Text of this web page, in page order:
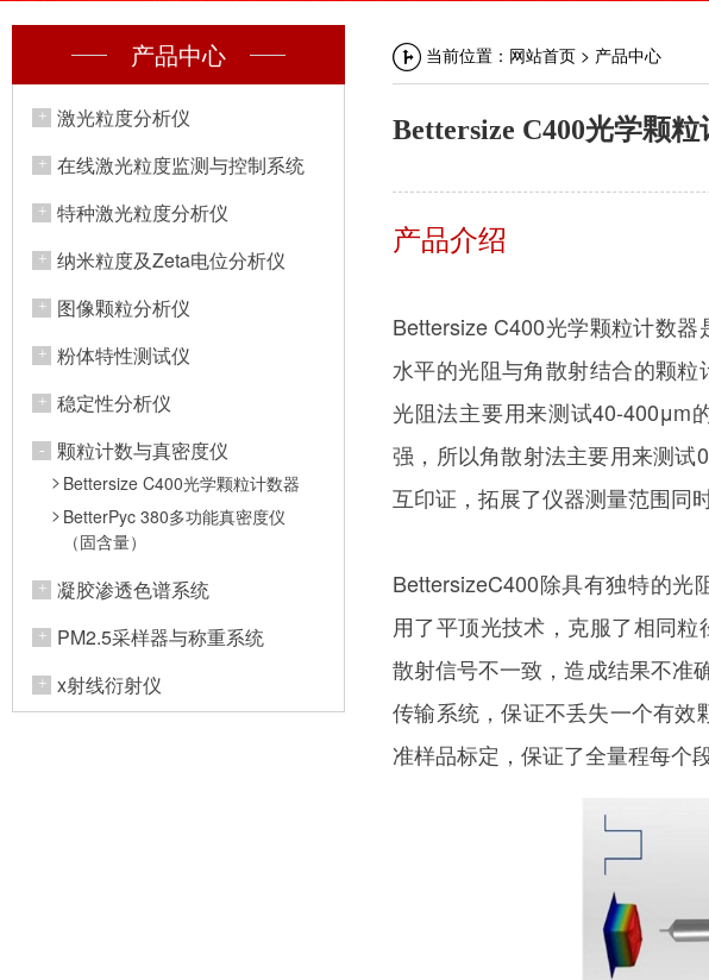
产品中心
激光粒度分析仪
在线激光粒度监测与控制系统
特种激光粒度分析仪
纳米粒度及Zeta电位分析仪
图像颗粒分析仪
粉体特性测试仪
稳定性分析仪
颗粒计数与真密度仪
Bettersize C400光学颗粒计数器
BetterPyc 380多功能真密度仪
（固含量）
凝胶渗透色谱系统
PM2.5采样器与称重系统
x射线衍射仪
当前位置： 网站首页 > 产品中心
Bettersize C400光学颗粒
产品介绍
Bettersize C400光学颗粒计数
水平的光阻与角散射结合的颗
光阻法主要用来测试40-400μm
强，所以角散射法主要用来测
互印证，拓展了仪器测量范围同
BettersizeC400除具有独特的
用了平顶光技术，克服了相同
散射信号不一致，造成结果不准
传输系统，保证不丢失一个有
准样品标定，保证了全量程每个段